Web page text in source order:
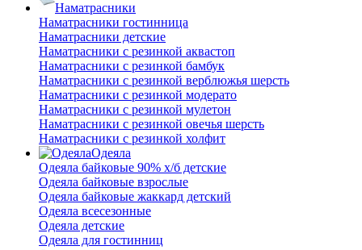
Наматрасники
Наматрасники гостинница
Наматрасники детские
Наматрасники с резинкой аквастоп
Наматрасники с резинкой бамбук
Наматрасники с резинкой верблюжья шерсть
Наматрасники с резинкой модерато
Наматрасники с резинкой мулетон
Наматрасники с резинкой овечья шерсть
Наматрасники с резинкой холфит
Одеяла
Одеяла байковые 90% х/б детские
Одеяла байковые взрослые
Одеяла байковые жаккард детский
Одеяла всесезонные
Одеяла детские
Одеяла для гостинниц